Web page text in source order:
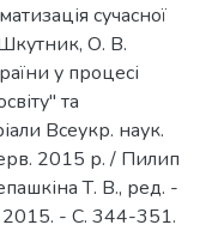
сучасної
Шкутник, О. В.
у процесі
та
Всеукр. наук.
2015 р. / Пилип
Т. В., ред. -
- С. 344-351.